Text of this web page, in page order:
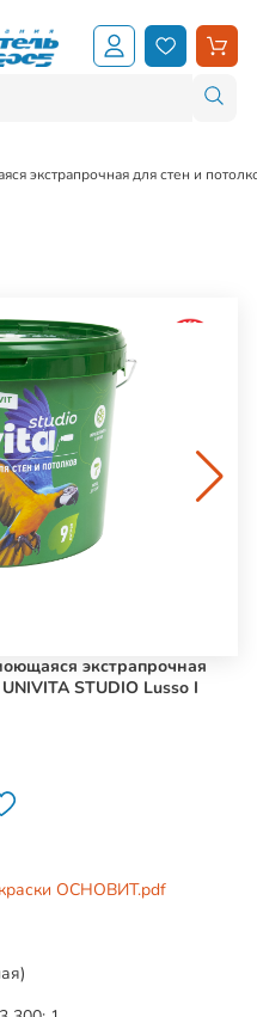
экстрапрочная для стен и
экстрапрочная
STUDIO Lusso I
краски ОСНОВИТ.pdf